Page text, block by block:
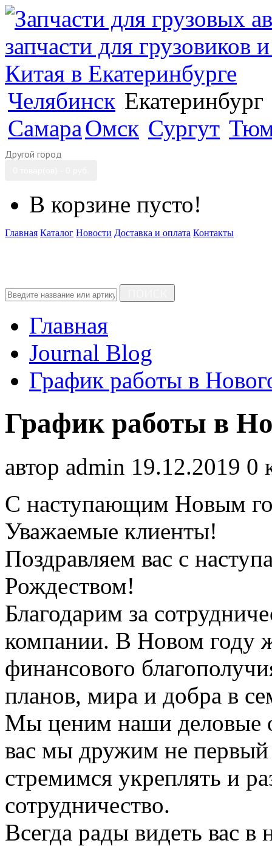
Челябинск Екатеринбург
СамараОмск Сургут
Другой город
В корзине пусто!
Главная Каталог Новости Доставка и оплата Контакты
Главная
Journal Blog
График работы в
График работы в
автор admin 19.12.2019 0
С наступающим Новым
Уважаемые клиенты!
Поздравляем вас с
Рождеством!
Благодарим за
компании. В Новом году
финансового
планов, мира и добра в
Мы ценим наши деловые
вас мы дружим не
стремимся укреплять и
сотрудничество.
Всегда рады видеть вас